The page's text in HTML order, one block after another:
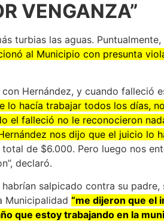
VENGANZA”
turbias las aguas.
al Municipio con presunta
Hernández, y cuando falleció
lo hacía trabajar todos los días,
el falleció no le reconocieron
nos dijo que el juicio lo
de $6.000. Pero luego nos
declaró.
salpicado contra su
Municipalidad “me dijeron que el
que estoy trabajando en la